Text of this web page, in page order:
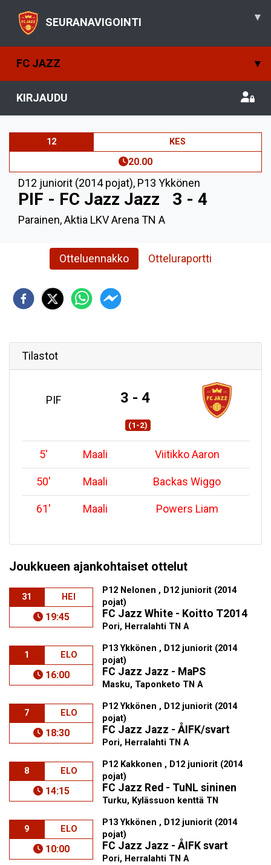
SEURANAVIGOINTI ▾
FC JAZZ ▾
KIRJAUDU
12 KES
20.00
D12 juniorit (2014 pojat), P13 Ykkönen
PIF - FC Jazz Jazz 3 - 4
Parainen, Aktia LKV Arena TN A
Otteluennakko Otteluraportti
Tilastot
PIF 3 - 4
(1-2)
5' Maali Viitikko Aaron
50' Maali Backas Wiggo
61' Maali Powers Liam
Joukkueen ajankohtaiset ottelut
31 HEI
19:45
P12 Nelonen , D12 juniorit (2014
pojat)
FC Jazz White - Koitto T2014
Pori, Herralahti TN A
1 ELO
16:00
P13 Ykkönen , D12 juniorit (2014
pojat)
FC Jazz Jazz - MaPS
Masku, Taponketo TN A
7 ELO
18:30
P12 Ykkönen , D12 juniorit (2014
pojat)
FC Jazz Jazz - ÅIFK/svart
Pori, Herralahti TN A
8 ELO
14:15
P12 Kakkonen , D12 juniorit (2014
pojat)
FC Jazz Red - TuNL sininen
Turku, Kylässuon kenttä TN
9 ELO
10:00
P13 Ykkönen , D12 juniorit (2014
pojat)
FC Jazz Jazz - ÅIFK svart
Pori, Herralahti TN A